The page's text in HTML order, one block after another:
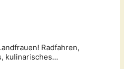
Radfahren,
kulinarisches…